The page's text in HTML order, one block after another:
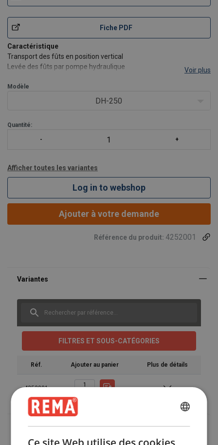
Fiche PDF
Caractéristique
Transport des fûts en position vertical
Levée des fûts par pompe hydraulique
Système rapide de préhension
Voir plus
Modèle
DH-250
Quantité:
Afficher toutes les variantes
Log in to webshop
Ajouter à votre demande
Référence du produit: 4252001
FILTRES ET SOUS-CATÉGORIES
Réf. Ajouter au panier Plus de détails
4252001
Marquage:
Norme: